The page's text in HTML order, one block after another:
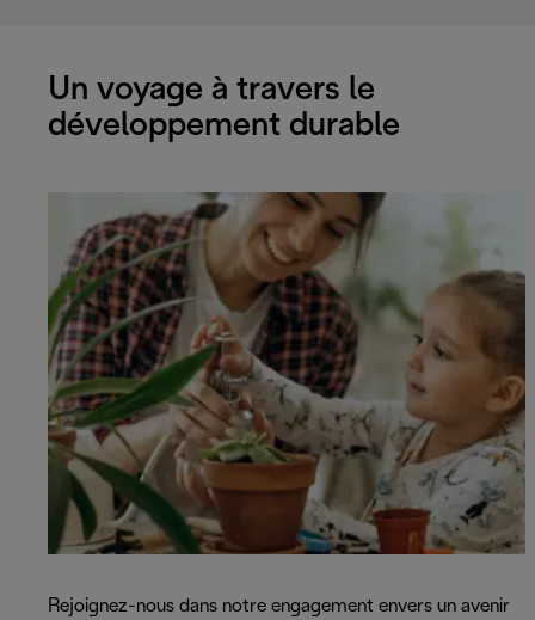
Un voyage à travers le
développement durable
Rejoignez-nous dans notre engagement envers un avenir